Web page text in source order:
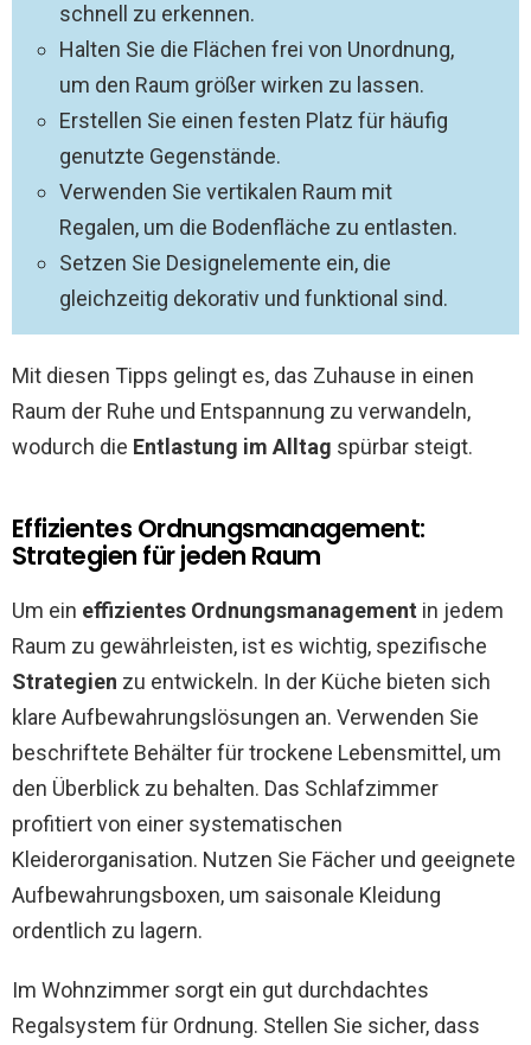
schnell zu erkennen.
Halten Sie die Flächen frei von Unordnung,
um den Raum größer wirken zu lassen.
Erstellen Sie einen festen Platz für häufig
genutzte Gegenstände.
Verwenden Sie vertikalen Raum mit
Regalen, um die Bodenfläche zu entlasten.
Setzen Sie Designelemente ein, die
gleichzeitig dekorativ und funktional sind.
Mit diesen Tipps gelingt es, das Zuhause in einen
Raum der Ruhe und Entspannung zu verwandeln,
wodurch die Entlastung im Alltag spürbar steigt.
Effizientes Ordnungsmanagement:
Strategien für jeden Raum
Um ein effizientes Ordnungsmanagement in jedem
Raum zu gewährleisten, ist es wichtig, spezifische
Strategien zu entwickeln. In der Küche bieten sich
klare Aufbewahrungslösungen an. Verwenden Sie
beschriftete Behälter für trockene Lebensmittel, um
den Überblick zu behalten. Das Schlafzimmer
profitiert von einer systematischen
Kleiderorganisation. Nutzen Sie Fächer und geeignete
Aufbewahrungsboxen, um saisonale Kleidung
ordentlich zu lagern.
Im Wohnzimmer sorgt ein gut durchdachtes
Regalsystem für Ordnung. Stellen Sie sicher, dass